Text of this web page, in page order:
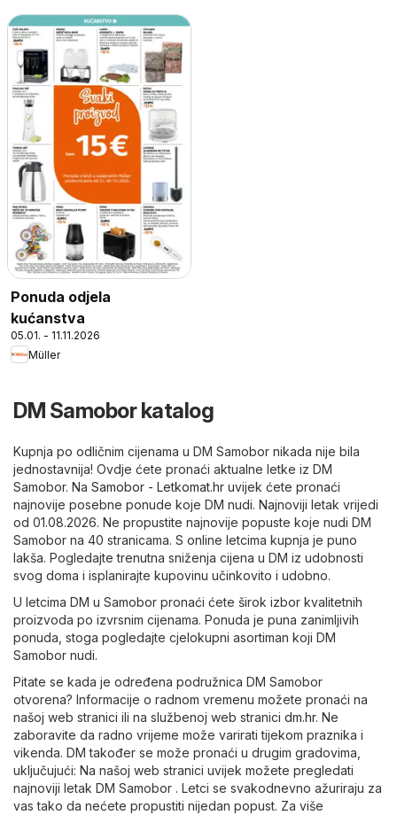
Ponuda odjela
kućanstva
05.01. - 11.11.2026
Müller
DM Samobor katalog
Kupnja po odličnim cijenama u DM Samobor nikada nije bila
jednostavnija! Ovdje ćete pronaći aktualne letke iz DM
Samobor. Na Samobor - Letkomat.hr uvijek ćete pronaći
najnovije posebne ponude koje DM nudi. Najnoviji letak vrijedi
od 01.08.2026. Ne propustite najnovije popuste koje nudi DM
Samobor na 40 stranicama. S online letcima kupnja je puno
lakša. Pogledajte trenutna sniženja cijena u DM iz udobnosti
svog doma i isplanirajte kupovinu učinkovito i udobno.
U letcima DM u Samobor pronaći ćete širok izbor kvalitetnih
proizvoda po izvrsnim cijenama. Ponuda je puna zanimljivih
ponuda, stoga pogledajte cjelokupni asortiman koji DM
Samobor nudi.
Pitate se kada je određena podružnica DM Samobor
otvorena? Informacije o radnom vremenu možete pronaći na
našoj web stranici ili na službenoj web stranici dm.hr. Ne
zaboravite da radno vrijeme može varirati tijekom praznika i
vikenda. DM također se može pronaći u drugim gradovima,
uključujući: Na našoj web stranici uvijek možete pregledati
najnoviji letak DM Samobor . Letci se svakodnevno ažuriraju za
vas tako da nećete propustiti nijedan popust. Za više